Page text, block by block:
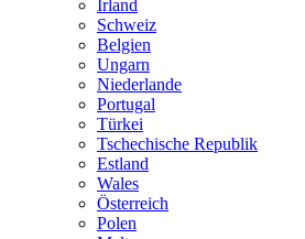
Irland
Schweiz
Belgien
Ungarn
Niederlande
Portugal
Türkei
Tschechische Republik
Estland
Wales
Österreich
Polen